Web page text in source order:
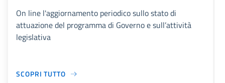
On line l'aggiornamento periodico sullo stato di
attuazione del programma di Governo e sull’attività
legislativa
SCOPRI TUTTO